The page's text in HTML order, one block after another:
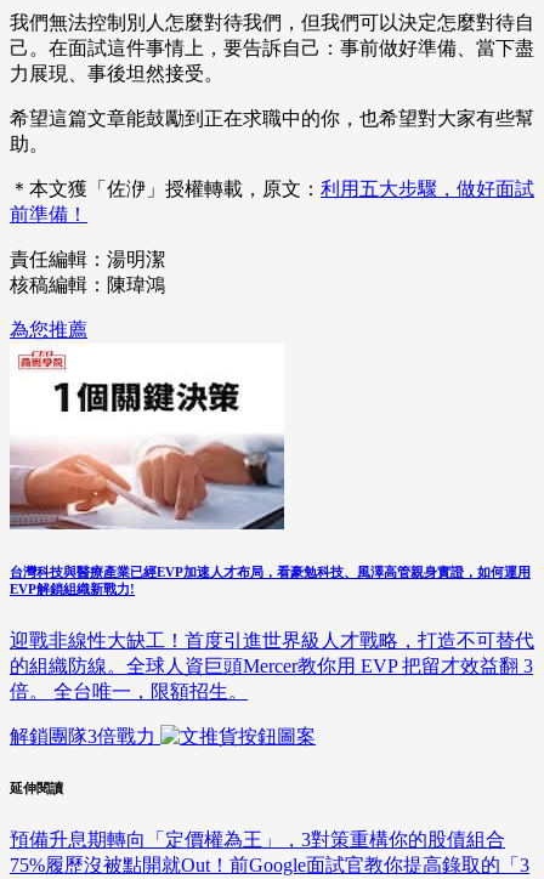
我們無法控制別人怎麼對待我們，但我們可以決定怎麼對待自
己。在面試這件事情上，要告訴自己：事前做好準備、當下盡
力展現、事後坦然接受。
希望這篇文章能鼓勵到正在求職中的你，也希望對大家有些幫
助。
＊本文獲「佐洢」授權轉載，原文： 利用五大步驟，做好面試
前準備！
責任編輯：湯明潔
核稿編輯：陳瑋鴻
為您推薦
台灣科技與醫療產業已經EVP加速人才布局，看豪勉科技、風澤高管親身實證，如何運用
EVP解鎖組織新戰力!
迎戰非線性大缺工！首度引進世界級人才戰略，打造不可替代
的組織防線。全球人資巨頭Mercer教你用 EVP 把留才效益翻 3
倍。 全台唯一，限額招生。
解鎖團隊3倍戰力
延伸閱讀
預備升息期轉向「定價權為王」，3對策重構你的股債組合
75%履歷沒被點開就Out！前Google面試官教你提高錄取的「3